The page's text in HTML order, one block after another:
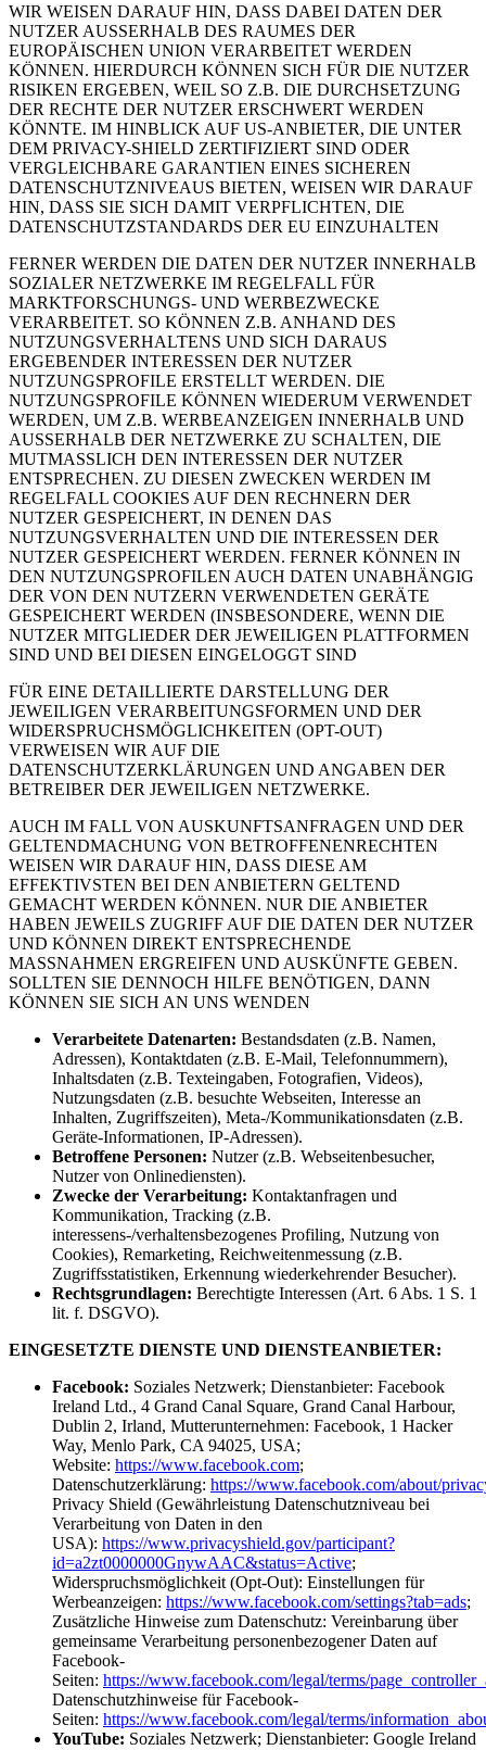
WIR WEISEN DARAUF HIN, DASS DABEI DATEN DER
NUTZER AUSSERHALB DES RAUMES DER
EUROPÄISCHEN UNION VERARBEITET WERDEN
KÖNNEN. HIERDURCH KÖNNEN SICH FÜR DIE NUTZER
RISIKEN ERGEBEN, WEIL SO Z.B. DIE DURCHSETZUNG
DER RECHTE DER NUTZER ERSCHWERT WERDEN
KÖNNTE. IM HINBLICK AUF US-ANBIETER, DIE UNTER
DEM PRIVACY-SHIELD ZERTIFIZIERT SIND ODER
VERGLEICHBARE GARANTIEN EINES SICHEREN
DATENSCHUTZNIVEAUS BIETEN, WEISEN WIR DARAUF
HIN, DASS SIE SICH DAMIT VERPFLICHTEN, DIE
DATENSCHUTZSTANDARDS DER EU EINZUHALTEN
FERNER WERDEN DIE DATEN DER NUTZER INNERHALB
SOZIALER NETZWERKE IM REGELFALL FÜR
MARKTFORSCHUNGS- UND WERBEZWECKE
VERARBEITET. SO KÖNNEN Z.B. ANHAND DES
NUTZUNGSVERHALTENS UND SICH DARAUS
ERGEBENDER INTERESSEN DER NUTZER
NUTZUNGSPROFILE ERSTELLT WERDEN. DIE
NUTZUNGSPROFILE KÖNNEN WIEDERUM VERWENDET
WERDEN, UM Z.B. WERBEANZEIGEN INNERHALB UND
AUSSERHALB DER NETZWERKE ZU SCHALTEN, DIE
MUTMASSLICH DEN INTERESSEN DER NUTZER
ENTSPRECHEN. ZU DIESEN ZWECKEN WERDEN IM
REGELFALL COOKIES AUF DEN RECHNERN DER
NUTZER GESPEICHERT, IN DENEN DAS
NUTZUNGSVERHALTEN UND DIE INTERESSEN DER
NUTZER GESPEICHERT WERDEN. FERNER KÖNNEN IN
DEN NUTZUNGSPROFILEN AUCH DATEN UNABHÄNGIG
DER VON DEN NUTZERN VERWENDETEN GERÄTE
GESPEICHERT WERDEN (INSBESONDERE, WENN DIE
NUTZER MITGLIEDER DER JEWEILIGEN PLATTFORMEN
SIND UND BEI DIESEN EINGELOGGT SIND
FÜR EINE DETAILLIERTE DARSTELLUNG DER
JEWEILIGEN VERARBEITUNGSFORMEN UND DER
WIDERSPRUCHSMÖGLICHKEITEN (OPT-OUT)
VERWEISEN WIR AUF DIE
DATENSCHUTZERKLÄRUNGEN UND ANGABEN DER
BETREIBER DER JEWEILIGEN NETZWERKE.
AUCH IM FALL VON AUSKUNFTSANFRAGEN UND DER
GELTENDMACHUNG VON BETROFFENENRECHTEN
WEISEN WIR DARAUF HIN, DASS DIESE AM
EFFEKTIVSTEN BEI DEN ANBIETERN GELTEND
GEMACHT WERDEN KÖNNEN. NUR DIE ANBIETER
HABEN JEWEILS ZUGRIFF AUF DIE DATEN DER NUTZER
UND KÖNNEN DIREKT ENTSPRECHENDE
MASSNAHMEN ERGREIFEN UND AUSKÜNFTE GEBEN.
SOLLTEN SIE DENNOCH HILFE BENÖTIGEN, DANN
KÖNNEN SIE SICH AN UNS WENDEN
Verarbeitete Datenarten: Bestandsdaten (z.B. Namen,
Adressen), Kontaktdaten (z.B. E-Mail, Telefonnummern),
Inhaltsdaten (z.B. Texteingaben, Fotografien, Videos),
Nutzungsdaten (z.B. besuchte Webseiten, Interesse an
Inhalten, Zugriffszeiten), Meta-/Kommunikationsdaten (z.B.
Geräte-Informationen, IP-Adressen).
Betroffene Personen: Nutzer (z.B. Webseitenbesucher,
Nutzer von Onlinediensten).
Zwecke der Verarbeitung: Kontaktanfragen und
Kommunikation, Tracking (z.B.
interessens-/verhaltensbezogenes Profiling, Nutzung von
Cookies), Remarketing, Reichweitenmessung (z.B.
Zugriffsstatistiken, Erkennung wiederkehrender Besucher).
Rechtsgrundlagen: Berechtigte Interessen (Art. 6 Abs. 1 S. 1
lit. f. DSGVO).
EINGESETZTE DIENSTE UND DIENSTEANBIETER:
Facebook: Soziales Netzwerk; Dienstanbieter: Facebook
Ireland Ltd., 4 Grand Canal Square, Grand Canal Harbour,
Dublin 2, Irland, Mutterunternehmen: Facebook, 1 Hacker
Way, Menlo Park, CA 94025, USA;
Website: https://www.facebook.com;
Datenschutzerklärung: https://www.facebook.com/about/
Privacy Shield (Gewährleistung Datenschutzniveau bei
Verarbeitung von Daten in den
USA): https://www.privacyshield.gov/participant?
id=a2zt0000000GnywAAC&status=Active;
Widerspruchsmöglichkeit (Opt-Out): Einstellungen für
Werbeanzeigen: https://www.facebook.com/settings?tab=ads;
Zusätzliche Hinweise zum Datenschutz: Vereinbarung über
gemeinsame Verarbeitung personenbezogener Daten auf
Facebook-
Seiten: https://www.facebook.com/legal/terms/
Datenschutzhinweise für Facebook-
Seiten: https://www.facebook.com/legal/terms/
YouTube: Soziales Netzwerk; Dienstanbieter: Google Ireland